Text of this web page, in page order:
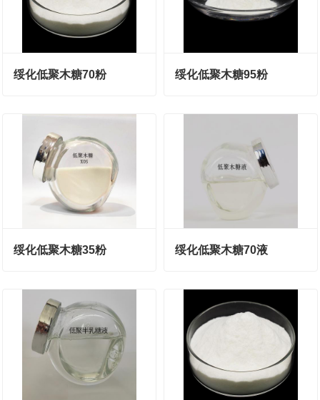
绥化低聚木糖70粉 绥化低聚木糖95粉
绥化低聚木糖35粉 绥化低聚木糖70液